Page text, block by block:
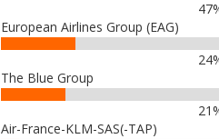
European Airlines Group (EAG)
The Blue Group
Air-France-KLM-SAS(-TAP)